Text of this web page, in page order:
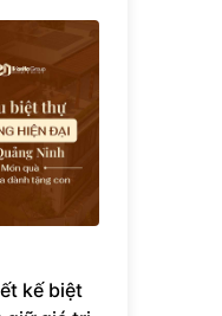
kế biệt